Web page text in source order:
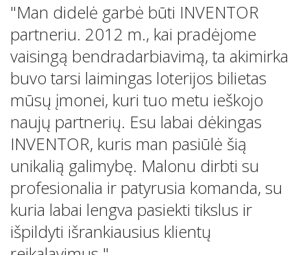
"Man didelė garbė būti INVENTOR
partneriu. 2012 m., kai pradėjome
vaisingą bendradarbiavimą, ta akimirka
buvo tarsi laimingas loterijos bilietas
mūsų įmonei, kuri tuo metu ieškojo
naujų partnerių. Esu labai dėkingas
INVENTOR, kuris man pasiūlė šią
unikalią galimybę. Malonu dirbti su
profesionalia ir patyrusia komanda, su
kuria labai lengva pasiekti tikslus ir
išpildyti išrankiausius klientų